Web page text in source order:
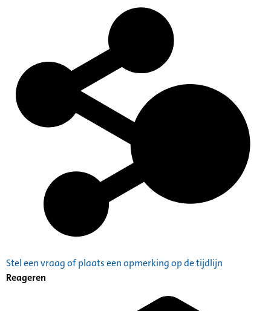
Stel een vraag of plaats een opmerking op de tijdlijn
Reageren